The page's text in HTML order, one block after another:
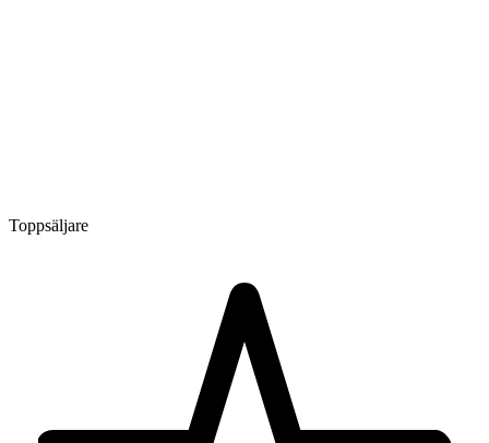
Toppsäljare